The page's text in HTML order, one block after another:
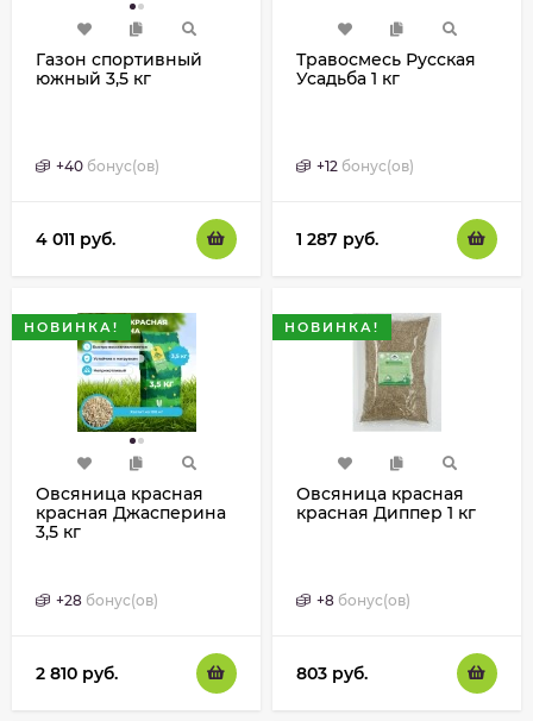
Газон спортивный
южный 3,5 кг
+40 бонус(ов)
4 011 руб.
Травосмесь Русская
Усадьба 1 кг
+12 бонус(ов)
1 287 руб.
НОВИНКА!
Овсяница красная
красная Джасперина
3,5 кг
+28 бонус(ов)
2 810 руб.
НОВИНКА!
Овсяница красная
красная Диппер 1 кг
+8 бонус(ов)
803 руб.